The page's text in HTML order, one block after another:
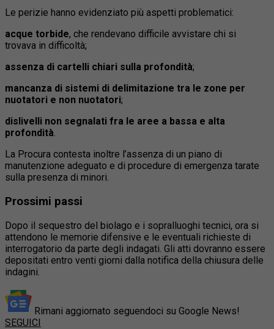
Le perizie hanno evidenziato più aspetti problematici:
acque torbide, che rendevano difficile avvistare chi si
trovava in difficoltà;
assenza di cartelli chiari sulla profondità;
mancanza di sistemi di delimitazione tra le zone per
nuotatori e non nuotatori;
dislivelli non segnalati fra le aree a bassa e alta
profondità.
La Procura contesta inoltre l’assenza di un piano di
manutenzione adeguato e di procedure di emergenza tarate
sulla presenza di minori.
Prossimi passi
Dopo il sequestro del biolago e i sopralluoghi tecnici, ora si
attendono le memorie difensive e le eventuali richieste di
interrogatorio da parte degli indagati. Gli atti dovranno essere
depositati entro venti giorni dalla notifica della chiusura delle
indagini.
Rimani aggiornato seguendoci su Google News!
SEGUICI